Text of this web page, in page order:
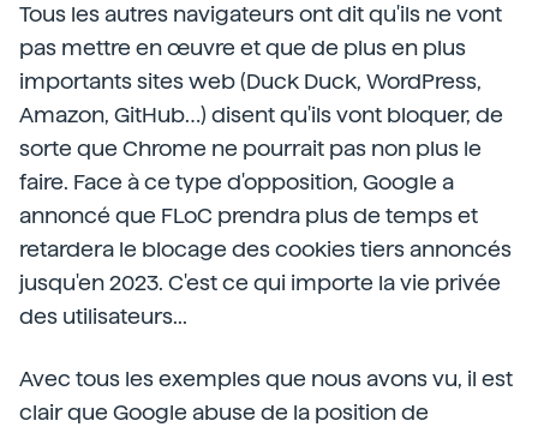
Tous les autres navigateurs ont dit qu'ils ne vont
pas mettre en œuvre et que de plus en plus
importants sites web (Duck Duck, WordPress,
Amazon, GitHub…) disent qu'ils vont bloquer, de
sorte que Chrome ne pourrait pas non plus le
faire. Face à ce type d'opposition, Google a
annoncé que FLoC prendra plus de temps et
retardera le blocage des cookies tiers annoncés
jusqu'en 2023. C'est ce qui importe la vie privée
des utilisateurs...
Avec tous les exemples que nous avons vu, il est
clair que Google abuse de la position de